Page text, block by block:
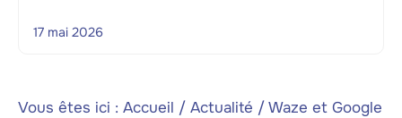
17 mai 2026
Vous êtes ici : Accueil / Actualité /Waze et Google